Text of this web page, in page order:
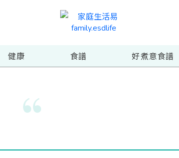
健康 食譜 好煮意食譜